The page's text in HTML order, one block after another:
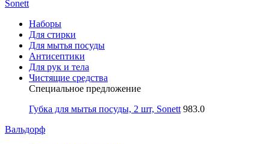
Sonett
Наборы
Для стирки
Для мытья посуды
Антисептики
Для рук и тела
Чистящие средства
Специальное предложение
Губка для мытья посуды, 2 шт, Sonett 983.0
Вальдорф